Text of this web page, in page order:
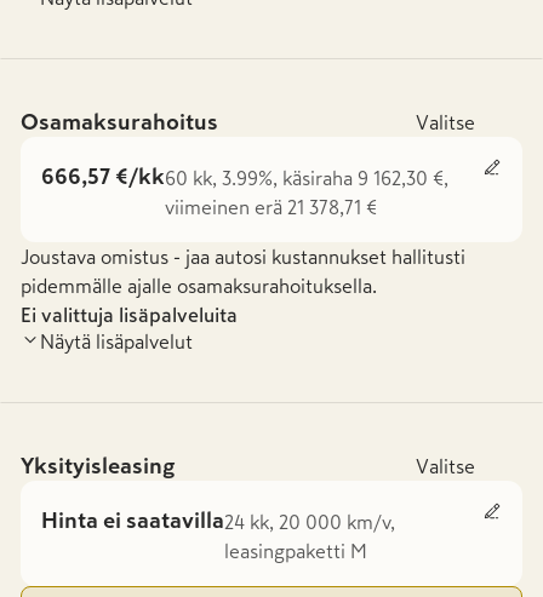
Osamaksurahoitus Valitse
666,57 €/kk60 kk, 3.99%, käsiraha 9 162,30 €,
viimeinen erä 21 378,71 €
Joustava omistus - jaa autosi kustannukset hallitusti
pidemmälle ajalle osamaksurahoituksella.
Ei valittuja lisäpalveluita
Näytä lisäpalvelut
Yksityisleasing Valitse
Hinta ei saatavilla24 kk, 20 000 km/v,
leasingpaketti M